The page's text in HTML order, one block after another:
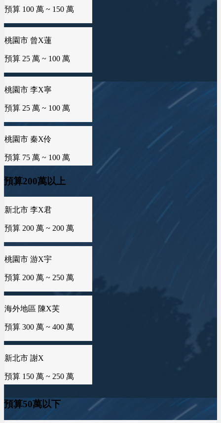
預算 25 萬 ~ 50 萬
預算 25 萬 ~ 50 萬
預算 25 萬 ~ 50 萬
新北市 黃X姐
預算 25 萬 ~ 50 萬
台南市 曾X靖
預算 25 萬 ~ 50 萬
台中市 李X毓
預算 50 萬 ~ 50 萬
雲林縣 林X慧
預算 25 萬 ~ 50 萬
桃園市 曾X婷
預算 25 萬 ~ 50 萬
預算 25 萬 ~ 100 萬
桃園市 李X寧
預算 25 萬 ~ 100 萬
桃園市 秦X伶
預算 75 萬 ~ 100 萬
海外地區 MXo
預算 25 萬 ~ 100 萬
屏東縣 潘X瑜
預算 100 萬 ~ 150 萬
預算 100 萬 ~ 150 萬
預算 100 萬 ~ 150 萬
預算 50 萬 ~ 100 萬
新竹市 EXc
預算 100 萬 ~ 100 萬
預算200萬以上
桃園市 游X宇
預算 200 萬 ~ 250 萬
海外地區 陳X芙
預算 300 萬 ~ 400 萬
新北市 謝X
預算 150 萬 ~ 250 萬
新竹縣 林X峨
預算 100 萬 ~ 200 萬
台南市 周X臣
預算50萬以下